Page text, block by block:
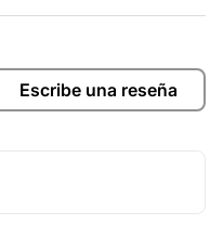
Escribe una reseña